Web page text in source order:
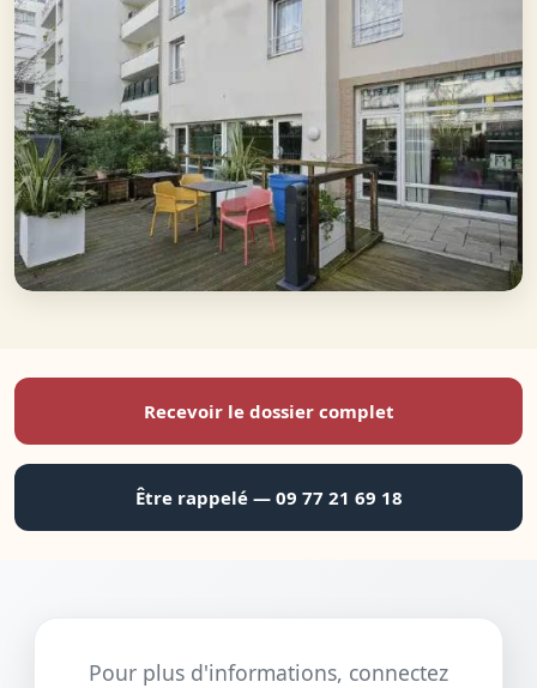
Recevoir le dossier complet
Être rappelé — 09 77 21 69 18
Pour plus d'informations, connectez